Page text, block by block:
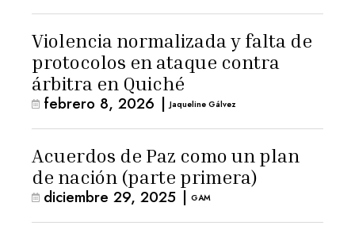
Violencia normalizada y falta de
protocolos en ataque contra
árbitra en Quiché
febrero 8, 2026 | Jaqueline Gálvez
Acuerdos de Paz como un plan
de nación (parte primera)
diciembre 29, 2025 | GAM